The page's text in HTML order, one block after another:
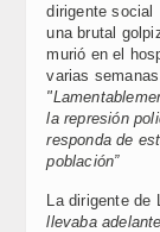
dirigente social
una brutal
murió en el
varias
la represión
responda de
población”
La dirigente de
llevaba